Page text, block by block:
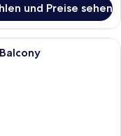
und Preise sehen
mit einem Bett,